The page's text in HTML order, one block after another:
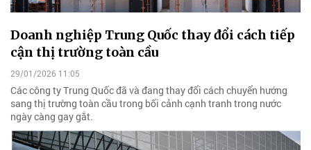
Doanh nghiệp Trung Quốc thay đổi cách tiếp
cận thị trường toàn cầu
29/01/2026 11:05
Các công ty Trung Quốc đã và đang thay đổi cách chuyển hướng
sang thị trường toàn cầu trong bối cảnh cạnh tranh trong nước
ngày càng gay gắt.